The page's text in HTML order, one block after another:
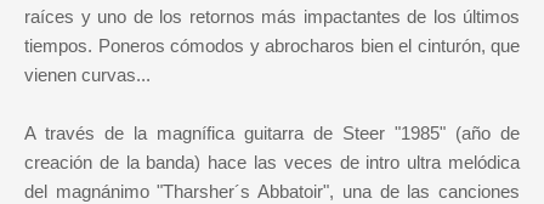
raíces y uno de los retornos más impactantes de los últimos
tiempos. Poneros cómodos y abrocharos bien el cinturón, que
vienen curvas...
A través de la magnífica guitarra de Steer "1985" (año de
creación de la banda) hace las veces de intro ultra melódica
del magnánimo "Tharsher´s Abbatoir", una de las canciones